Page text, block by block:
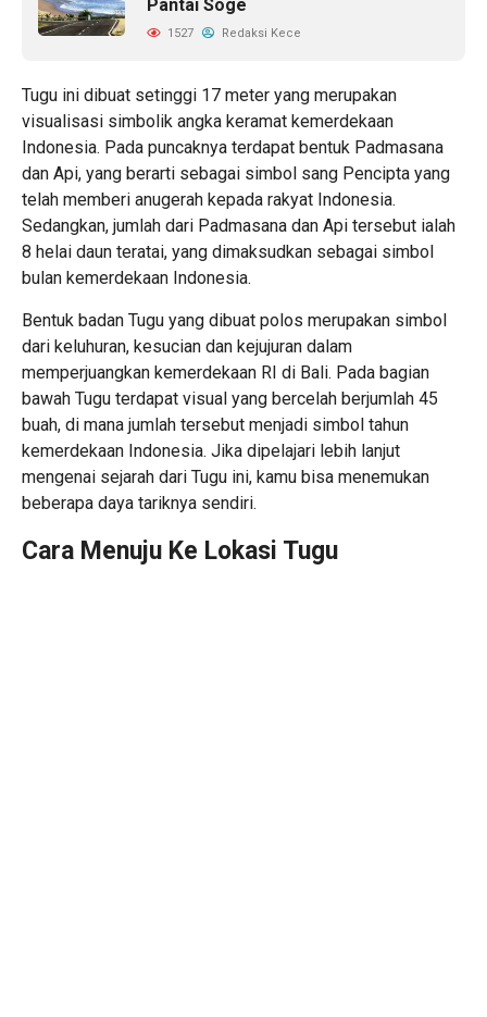
Pantai Soge
1527 Redaksi Kece
Tugu ini dibuat setinggi 17 meter yang merupakan
visualisasi simbolik angka keramat kemerdekaan
Indonesia. Pada puncaknya terdapat bentuk Padmasana
dan Api, yang berarti sebagai simbol sang Pencipta yang
telah memberi anugerah kepada rakyat Indonesia.
Sedangkan, jumlah dari Padmasana dan Api tersebut ialah
8 helai daun teratai, yang dimaksudkan sebagai simbol
bulan kemerdekaan Indonesia.
Bentuk badan Tugu yang dibuat polos merupakan simbol
dari keluhuran, kesucian dan kejujuran dalam
memperjuangkan kemerdekaan RI di Bali. Pada bagian
bawah Tugu terdapat visual yang bercelah berjumlah 45
buah, di mana jumlah tersebut menjadi simbol tahun
kemerdekaan Indonesia. Jika dipelajari lebih lanjut
mengenai sejarah dari Tugu ini, kamu bisa menemukan
beberapa daya tariknya sendiri.
Cara Menuju Ke Lokasi Tugu